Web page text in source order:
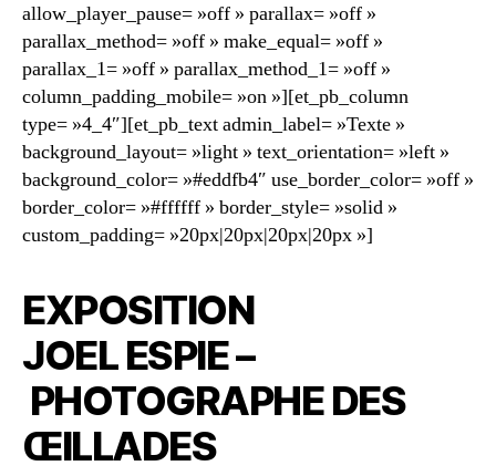
allow_player_pause= »off » parallax= »off »
parallax_method= »off » make_equal= »off »
parallax_1= »off » parallax_method_1= »off »
column_padding_mobile= »on »][et_pb_column
type= »4_4″][et_pb_text admin_label= »Texte »
background_layout= »light » text_orientation= »left »
background_color= »#eddfb4″ use_border_color= »off »
border_color= »#ffffff » border_style= »solid »
custom_padding= »20px|20px|20px|20px »]
EXPOSITION
JOEL ESPIE –
PHOTOGRAPHE DES
ŒILLADES